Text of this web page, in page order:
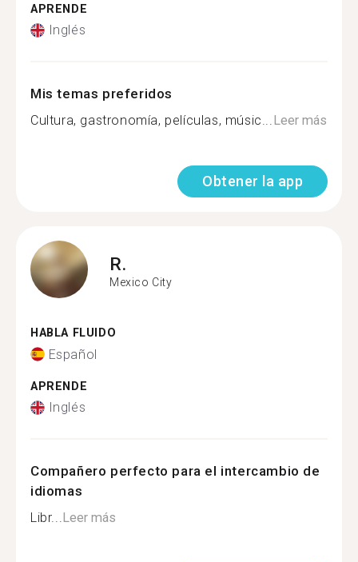
APRENDE
Inglés
Mis temas preferidos
Cultura, gastronomía, películas, músic...Leer más
Obtener la app
R.
Mexico City
HABLA FLUIDO
Español
APRENDE
Inglés
Compañero perfecto para el intercambio de
idiomas
Libr...Leer más